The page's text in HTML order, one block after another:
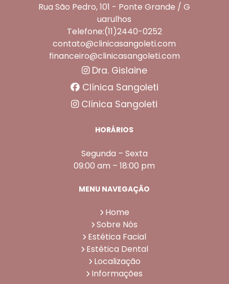
Rua São Pedro, 101 - Ponte Grande / G
uarulhos
Telefone:(11)2440-0252
contato@clinicasangoleti.com
financeiro@clinicasangoleti.com
Dra. Gislaine
Clínica Sangoleti
Clínica Sangoleti
HORÁRIOS
Segunda – Sexta
09:00 am – 18:00 pm
MENU NAVEGAÇÃO
Home
Sobre Nós
Estética Facial
Estética Dental
Localização
Informações